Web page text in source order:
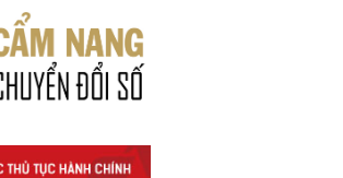
về người lao động nước ngoài làm việc trên
Lắk theo trình tự, thủ tục rút gọn trong
văn bản quy phạm pháp luật
Thông tư quy định nghiệp vụ lưu trữ tài liệu
SƠ CÁN BỘ ĐI B TỈNH ĐĂK LẮK -